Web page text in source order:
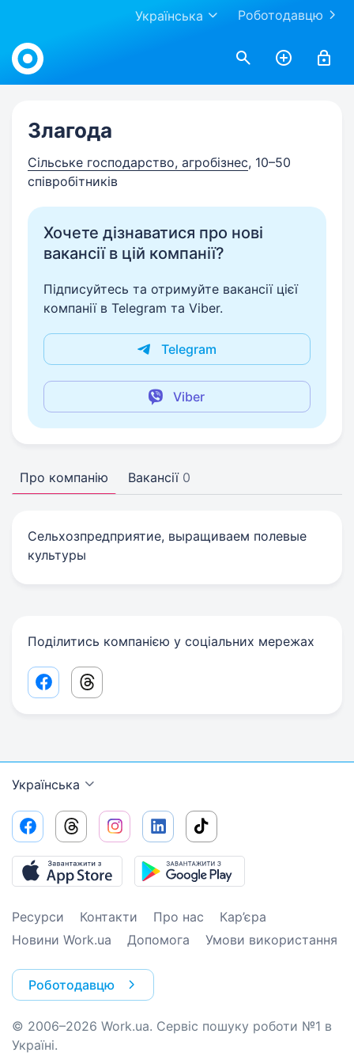
Роботодавцю
Українська
Work.ua
Злагода
Сільське господарство, агробізнес, 10–50
співробітників
Хочете дізнаватися про нові
вакансії в цій компанії?
Підписуйтесь та отримуйте вакансії цієї
компанії в Telegram та Viber.
Telegram
Viber
Про компанію Вакансії 0
Сельхозпредприятие, выращиваем полевые
культуры
Поділитись компанією у соціальних мережах
Facebook share link
Threads share link
Українська
Ресурси Контакти Про нас
Кар’єра
Новини Work.ua
Допомога Умови використання
Роботодавцю
© 2006–2026 Work.ua. Сервіс пошуку роботи №1 в
Україні.